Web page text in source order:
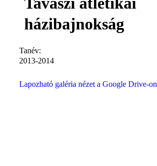
házibajnokság
Tanév:
2013-2014
Lapozható galéria nézet a Google Drive-on